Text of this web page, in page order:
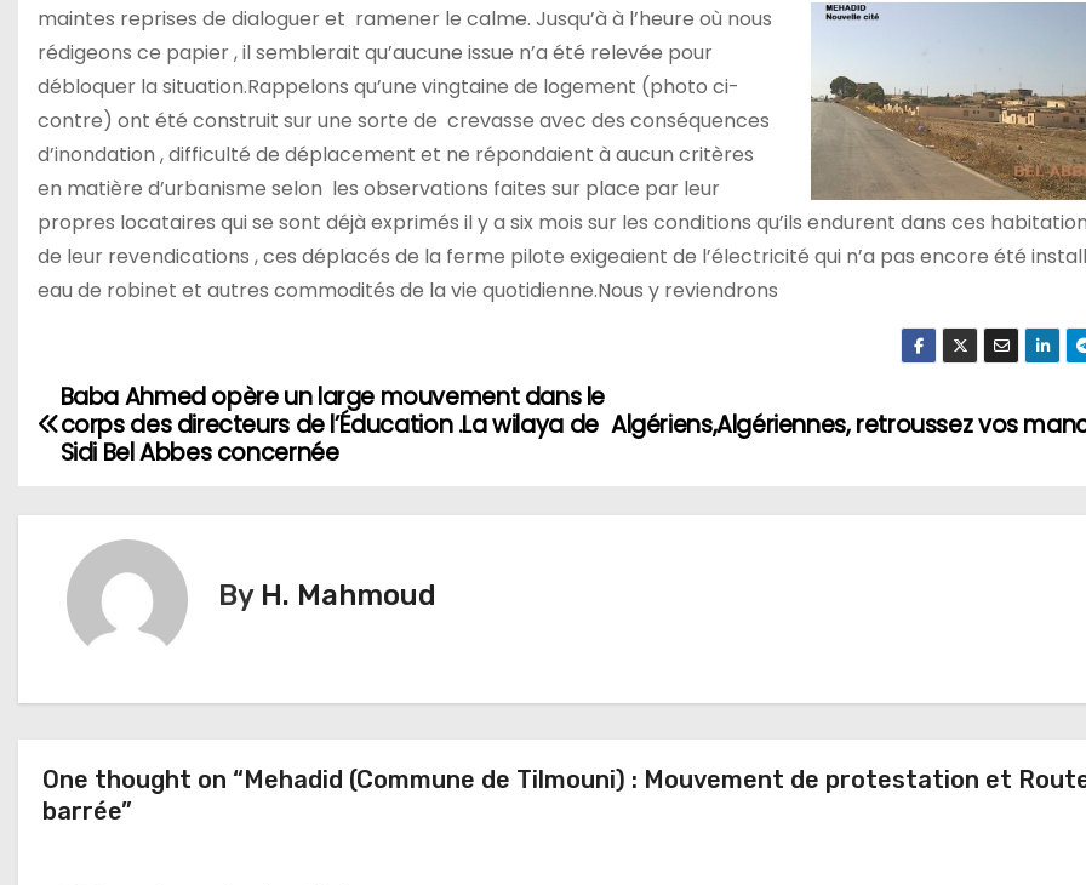
maintes reprises de dialoguer et ramener le calme. Jusqu’à à l’heure où nous
rédigeons ce papier , il semblerait qu’aucune issue n’a été relevée pour
débloquer la situation.Rappelons qu’une vingtaine de logement (photo ci-
contre) ont été construit sur une sorte de crevasse avec des conséquences
d’inondation , difficulté de déplacement et ne répondaient à aucun critères
en matière d’urbanisme selon les observations faites sur place par leur
propres locataires qui se sont déjà exprimés il y a six mois sur les conditions qu’ils endurent dans ces
de leur revendications , ces déplacés de la ferme pilote exigeaient de l’électricité qui n’a pas encore été
eau de robinet et autres commodités de la vie quotidienne.Nous y reviendrons
N
v
t
i
o
Algériens,Algériennes, retroussez vos
Baba Ahmed opère un large mouvement dans le
corps des directeurs de l’Éducation .La wilaya de
Sidi Bel Abbes concernée
By H. Mahmoud
One thought on “Mehadid (Commune de Tilmouni) : Mouvement de protestation et
barrée”